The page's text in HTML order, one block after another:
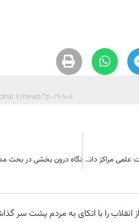
news/?p=26808
بهره گیری از ظرفیت علمی مراکز دانشگاهی بیرجند در زیباسازی شهر
را با اتکای به مردم پشت سر